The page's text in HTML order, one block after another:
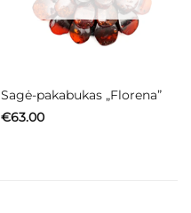
Sagė-pakabukas „Florena”
€63.00